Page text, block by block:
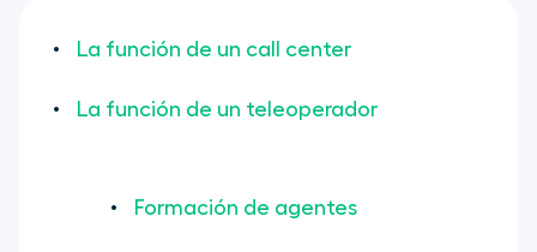
La función de un call center
La función de un teleoperador
Formación de agentes